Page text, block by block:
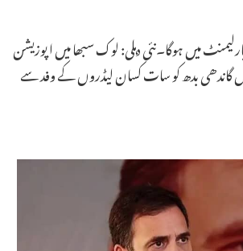
11 بجے پارلیمنٹ میں ہوگا۔نئی دہلی: لوک سبھا میں اپوزیشن
گاندھی بدھ کو سات کسان لیڈروں کے وفد سے